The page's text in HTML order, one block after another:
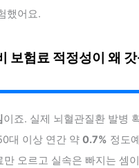
했어요.
보험료 적정성이 왜
이죠. 실제 뇌혈관질환 발병
대 이상 연간 약0.7% 정도
만 오르고 실속은 빠지는 셈